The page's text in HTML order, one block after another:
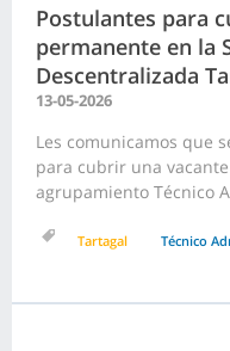
Postulantes para
permanente en la
Descentralizada
13-05-2026
Les comunicamos que
para cubrir una
agrupamiento Técnico
Tartagal Técnico